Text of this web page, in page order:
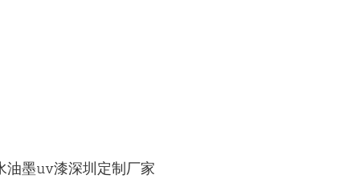
油墨uv漆深圳定制厂家